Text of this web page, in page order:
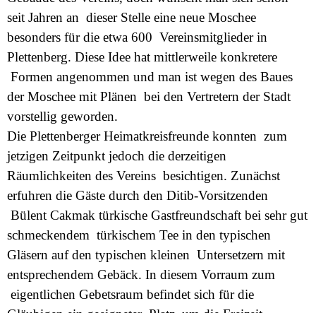
seit Jahren an dieser Stelle eine neue Moschee
besonders für die etwa 600 Vereinsmitglieder in
Plettenberg. Diese Idee hat mittlerweile konkretere
Formen angenommen und man ist wegen des Baues
der Moschee mit Plänen bei den Vertretern der Stadt
vorstellig geworden.
Die Plettenberger Heimatkreisfreunde konnten zum
jetzigen Zeitpunkt jedoch die derzeitigen
Räumlichkeiten des Vereins besichtigen. Zunächst
erfuhren die Gäste durch den Ditib-Vorsitzenden
Bülent Cakmak türkische Gastfreundschaft bei sehr gut
schmeckendem türkischem Tee in den typischen
Gläsern auf den typischen kleinen Untersetzern mit
entsprechendem Gebäck. In diesem Vorraum zum
eigentlichen Gebetsraum befindet sich für die